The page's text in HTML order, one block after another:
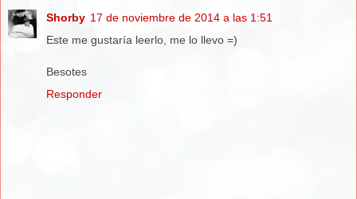
Shorby 17 de noviembre de 2014 a las 1:51
Este me gustaría leerlo, me lo llevo =)
Besotes
Responder